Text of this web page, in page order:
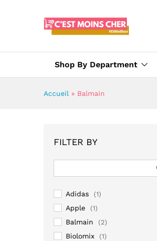
Shop By Department
Accueil » Balmain
FILTER BY
Adidas (1)
Apple (1)
Balmain (2)
Biolomix (1)